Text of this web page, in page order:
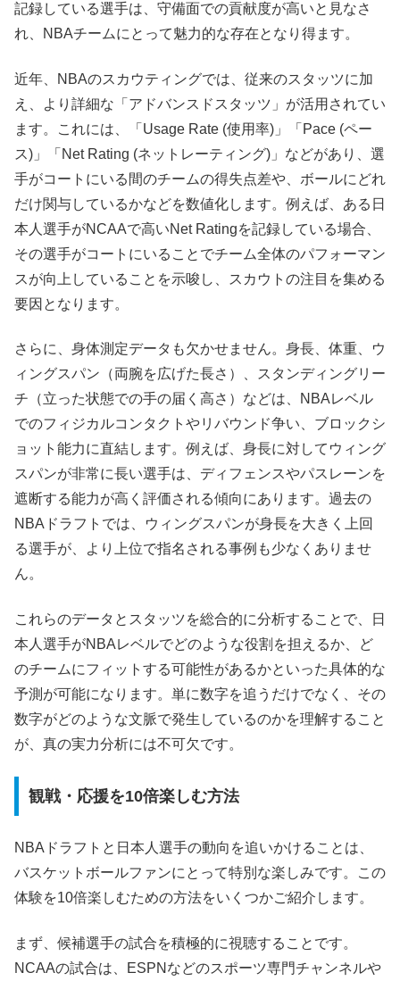
記録している選手は、守備面での貢献度が高いと見なさ
れ、NBAチームにとって魅力的な存在となり得ます。
近年、NBAのスカウティングでは、従来のスタッツに加
え、より詳細な「アドバンスドスタッツ」が活用されてい
ます。これには、「Usage Rate (使用率)」「Pace (ペー
ス)」「Net Rating (ネットレーティング)」などがあり、選
手がコートにいる間のチームの得失点差や、ボールにどれ
だけ関与しているかなどを数値化します。例えば、ある日
本人選手がNCAAで高いNet Ratingを記録している場合、
その選手がコートにいることでチーム全体のパフォーマン
スが向上していることを示唆し、スカウトの注目を集める
要因となります。
さらに、身体測定データも欠かせません。身長、体重、ウ
ィングスパン（両腕を広げた長さ）、スタンディングリー
チ（立った状態での手の届く高さ）などは、NBAレベル
でのフィジカルコンタクトやリバウンド争い、ブロックシ
ョット能力に直結します。例えば、身長に対してウィング
スパンが非常に長い選手は、ディフェンスやパスレーンを
遮断する能力が高く評価される傾向にあります。過去の
NBAドラフトでは、ウィングスパンが身長を大きく上回
る選手が、より上位で指名される事例も少なくありませ
ん。
これらのデータとスタッツを総合的に分析することで、日
本人選手がNBAレベルでどのような役割を担えるか、ど
のチームにフィットする可能性があるかといった具体的な
予測が可能になります。単に数字を追うだけでなく、その
数字がどのような文脈で発生しているのかを理解すること
が、真の実力分析には不可欠です。
観戦・応援を10倍楽しむ方法
NBAドラフトと日本人選手の動向を追いかけることは、
バスケットボールファンにとって特別な楽しみです。この
体験を10倍楽しむための方法をいくつかご紹介します。
まず、候補選手の試合を積極的に視聴することです。
NCAAの試合は、ESPNなどのスポーツ専門チャンネルや